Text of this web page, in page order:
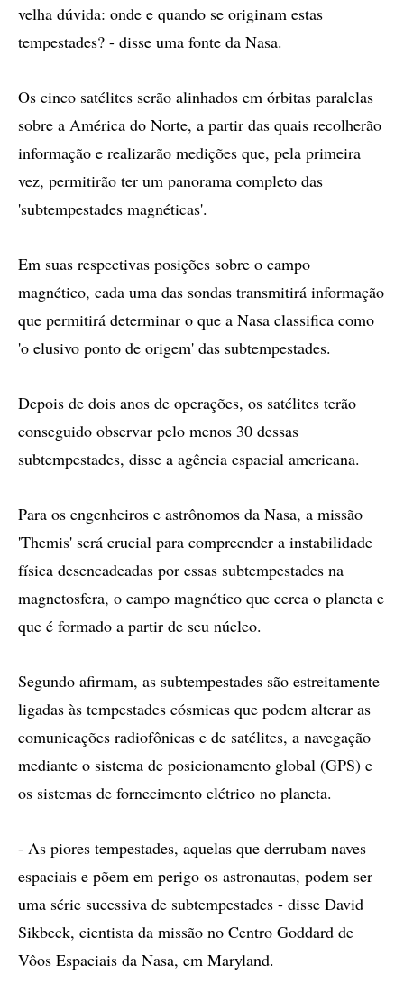
velha dúvida: onde e quando se originam estas
tempestades? - disse uma fonte da Nasa.
Os cinco satélites serão alinhados em órbitas paralelas
sobre a América do Norte, a partir das quais recolherão
informação e realizarão medições que, pela primeira
vez, permitirão ter um panorama completo das
'subtempestades magnéticas'.
Em suas respectivas posições sobre o campo
magnético, cada uma das sondas transmitirá informação
que permitirá determinar o que a Nasa classifica como
'o elusivo ponto de origem' das subtempestades.
Depois de dois anos de operações, os satélites terão
conseguido observar pelo menos 30 dessas
subtempestades, disse a agência espacial americana.
Para os engenheiros e astrônomos da Nasa, a missão
'Themis' será crucial para compreender a instabilidade
física desencadeadas por essas subtempestades na
magnetosfera, o campo magnético que cerca o planeta e
que é formado a partir de seu núcleo.
Segundo afirmam, as subtempestades são estreitamente
ligadas às tempestades cósmicas que podem alterar as
comunicações radiofônicas e de satélites, a navegação
mediante o sistema de posicionamento global (GPS) e
os sistemas de fornecimento elétrico no planeta.
- As piores tempestades, aquelas que derrubam naves
espaciais e põem em perigo os astronautas, podem ser
uma série sucessiva de subtempestades - disse David
Sikbeck, cientista da missão no Centro Goddard de
Vôos Espaciais da Nasa, em Maryland.